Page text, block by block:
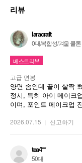
리뷰
laracraft
0대/복합성/겨울 쿨톤
베스트리뷰
고급 면봉
양면 솜인데 끝이 살짝
정시, 특히 아이 메이크
이며, 포인트 메이크업
아요. 정말 마음에 듭니
2026.07.15 신고하기
tea4**
50대